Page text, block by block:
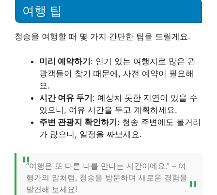
여행 팁
청송을 여행할 때 몇 가지 간단한 팁을 드릴게요.
미리 예약하기: 인기 있는 여행지로 많은 관
광객들이 찾기 때문에, 사전 예약이 필요해
요.
시간 여유 두기: 예상치 못한 지연이 있을 수
있으니, 여유 시간을 두고 계획하세요.
주변 관광지 확인하기: 청송 주변에도 볼거리
가 많으니, 일정을 짜보세요.
“여행은 또 다른 나를 만나는 시간이에요.” – 여
행가의 말처럼, 청송을 방문하며 새로운 경험을
발견해 보세요!